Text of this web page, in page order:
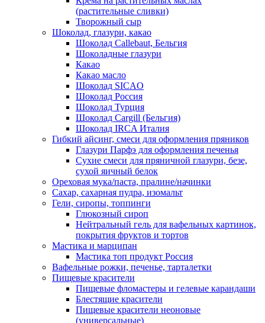
(растительные сливки)
Творожный сыр
Шоколад, глазури, какао
Шоколад Callebaut, Бельгия
Шоколадные глазури
Какао
Какао масло
Шоколад SICAO
Шоколад Россия
Шоколад Турция
Шоколад Cargill (Бельгия)
Шоколад IRCA Италия
Гибкий айсинг, смеси для оформления пряников
Глазури Парфэ для оформления печенья
Сухие смеси для пряничной глазури, безе,
сухой яичный белок
Ореховая мука/паста, пралине/начинки
Сахар, сахарная пудра, изомальт
Гели, сиропы, топпинги
Глюкозный сироп
Нейтральный гель для вафельных картинок,
покрытия фруктов и тортов
Мастика и марципан
Мастика топ продукт Россия
Вафельные рожки, печенье, тарталетки
Пищевые красители
Пищевые фломастеры и гелевые карандаши
Блестящие красители
Пищевые красители неоновые
(универсальные)